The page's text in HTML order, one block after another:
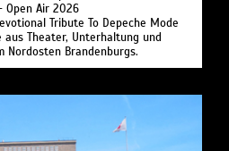
Open Air 2026
Tribute To Depeche Mode
Theater, Unterhaltung und
Nordosten Brandenburgs.